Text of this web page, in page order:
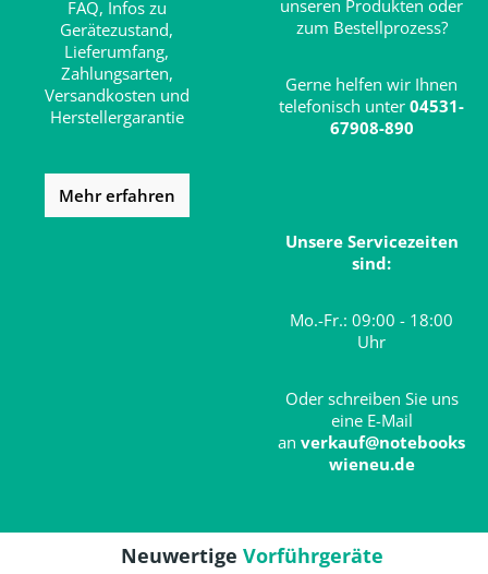
FAQ, Infos zu
Gerätezustand,
Lieferumfang,
Zahlungsarten,
Versandkosten und
Herstellergarantie
Mehr erfahren
unseren Produkten oder
zum Bestellprozess?
Gerne helfen wir Ihnen
telefonisch unter 04531-
67908-890
Unsere Servicezeiten
sind:
Mo.-Fr.: 09:00 - 18:00
Uhr
Oder schreiben Sie uns
eine E-Mail
an verkauf@notebooks
wieneu.de
Neuwertige Vorführgeräte